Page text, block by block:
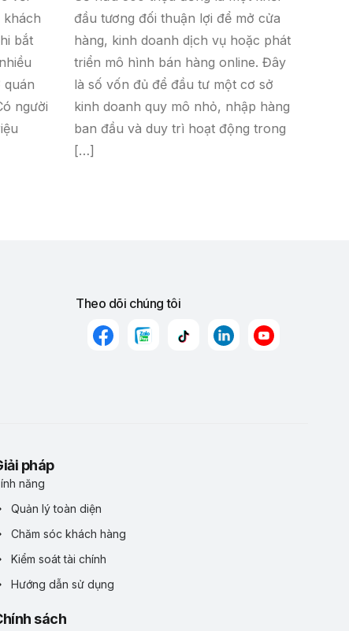
khách
bắt
quán
người
đầu tương đối thuận lợi để mở cửa
hàng, kinh doanh dịch vụ hoặc phát
triển mô hình bán hàng online. Đây
là số vốn đủ để đầu tư một cơ sở
kinh doanh quy mô nhỏ, nhập hàng
ban đầu và duy trì hoạt động trong
[…]
Theo dõi chúng tôi
pháp
năng
Quản lý toàn diện
Chăm sóc khách hàng
Kiểm soát tài chính
Hướng dẫn sử dụng
sách